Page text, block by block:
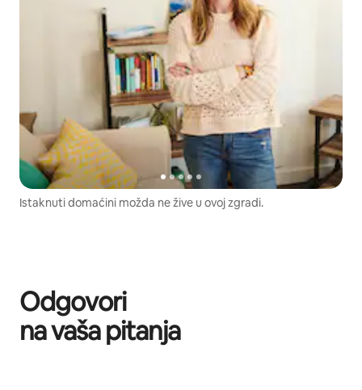
Istaknuti domaćini možda ne žive u ovoj zgradi.
Odgovori
na vaša pitanja